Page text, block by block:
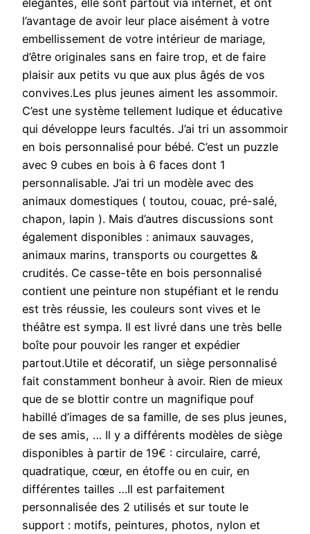
élégantes, elle sont partout via internet, et ont
l’avantage de avoir leur place aisément à votre
embellissement de votre intérieur de mariage,
d’être originales sans en faire trop, et de faire
plaisir aux petits vu que aux plus âgés de vos
convives.Les plus jeunes aiment les assommoir.
C’est une système tellement ludique et éducative
qui développe leurs facultés. J’ai tri un assommoir
en bois personnalisé pour bébé. C’est un puzzle
avec 9 cubes en bois à 6 faces dont 1
personnalisable. J’ai tri un modèle avec des
animaux domestiques ( toutou, couac, pré-salé,
chapon, lapin ). Mais d’autres discussions sont
également disponibles : animaux sauvages,
animaux marins, transports ou courgettes &
crudités. Ce casse-tête en bois personnalisé
contient une peinture non stupéfiant et le rendu
est très réussie, les couleurs sont vives et le
théâtre est sympa. Il est livré dans une très belle
boîte pour pouvoir les ranger et expédier
partout.Utile et décoratif, un siège personnalisé
fait constamment bonheur à avoir. Rien de mieux
que de se blottir contre un magnifique pouf
habillé d’images de sa famille, de ses plus jeunes,
de ses amis, … Il y a différents modèles de siège
disponibles à partir de 19€ : circulaire, carré,
quadratique, cœur, en étoffe ou en cuir, en
différentes tailles …Il est parfaitement
personnalisée des 2 utilisés et sur toute le
support : motifs, peintures, photos, nylon et